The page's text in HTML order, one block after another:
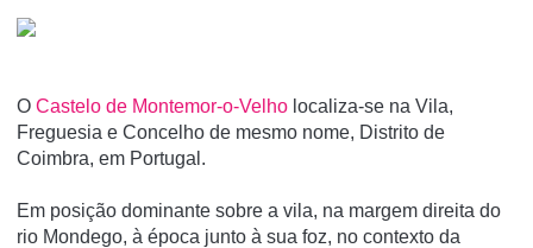
O Castelo de Montemor-o-Velho localiza-se na Vila,
Freguesia e Concelho de mesmo nome, Distrito de
Coimbra, em Portugal.
Em posição dominante sobre a vila, na margem direita do
rio Mondego, à época junto à sua foz, no contexto da